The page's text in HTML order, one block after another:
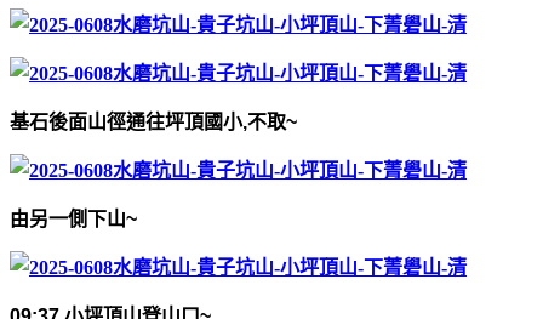
基石後面山徑通往坪頂國小,不取~
由另一側下山~